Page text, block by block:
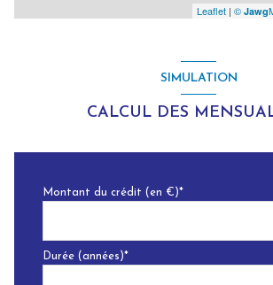
Leaflet | © Jawg
SIMULATION
CALCUL DES
Montant du crédit (en €)*
Durée (années)*